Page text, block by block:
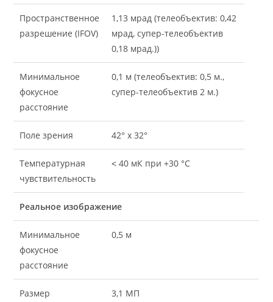
Пространственное
разрешение (IFOV)
1,13 мрад (телеобъектив: 0,42
мрад, супер-телеобъектив
0,18 мрад.))
Минимальное
фокусное
расстояние
0,1 м (телеобъектив: 0,5 м.,
супер-телеобъектив 2 м.)
Поле зрения 42° x 32°
Температурная
чувствительность
˂ 40 мК при +30 °C
Реальное изображение
Минимальное
фокусное
расстояние
0,5 м
Размер
3,1 МП